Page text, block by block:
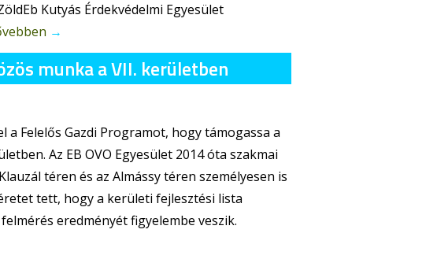
Kutyás Érdekvédelmi Egyesület
→
munka a VII. kerületben
Felelős Gazdi Programot, hogy támogassa a
Az EB OVO Egyesület 2014 óta szakmai
téren és az Almássy téren személyesen is
tett, hogy a kerületi fejlesztési lista
eredményét figyelembe veszik.